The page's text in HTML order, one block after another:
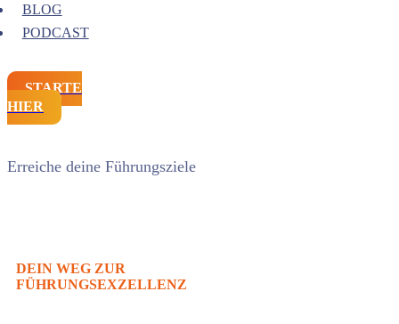
BLOG
PODCAST
STARTE
HIER
Erreiche deine Führungsziele
DEIN WEG ZUR
FÜHRUNGSEXZELLENZ